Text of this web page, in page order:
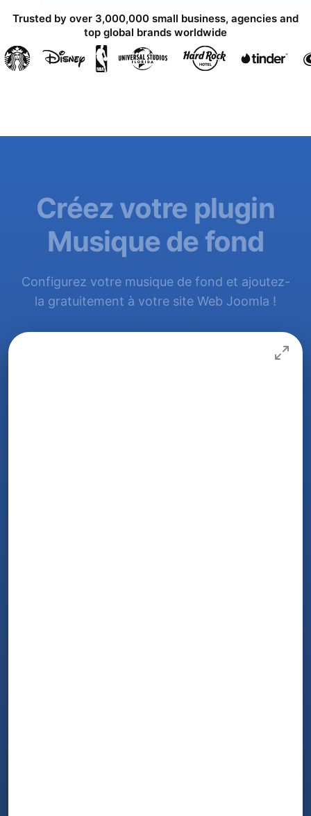
Trusted by over 3,000,000 small business, agencies and
top global brands worldwide
Créez votre plugin
Musique de fond
Configurez votre musique de fond et ajoutez-
la gratuitement à votre site Web Joomla !